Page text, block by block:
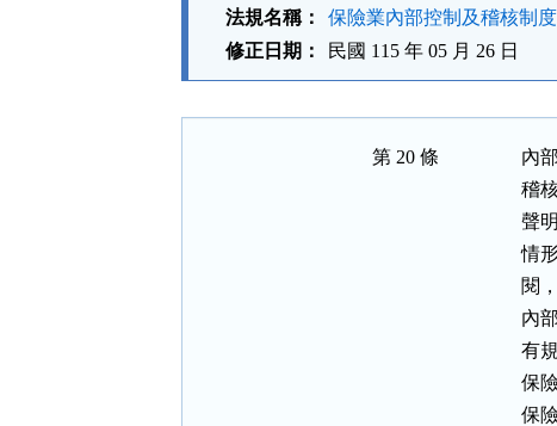
法規名稱：
保險業內部控制及稽核制
修正日期：
民國 115 年 05 月 26 日
第 20 條
內
稽
聲
情
閱
內
有
保
保